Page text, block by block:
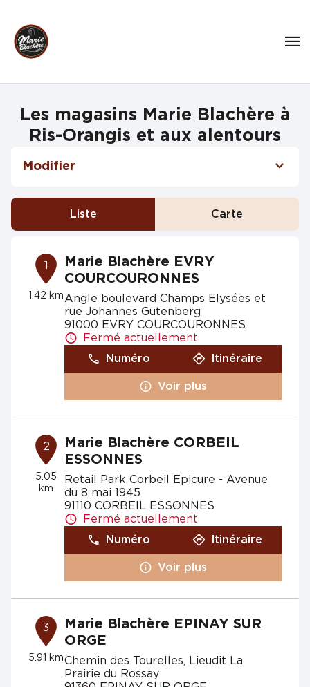
Les magasins Marie Blachère à
Ris-Orangis et aux alentours
Modifier
Liste Carte
1
1.42 km
Marie Blachère EVRY
COURCOURONNES
Angle boulevard Champs Elysées et
rue Johannes Gutenberg
91000 EVRY COURCOURONNES
Fermé actuellement
Numéro
Itinéraire
Voir plus
2
5.05
km
Marie Blachère CORBEIL
ESSONNES
Retail Park Corbeil Epicure - Avenue
du 8 mai 1945
91110 CORBEIL ESSONNES
Fermé actuellement
Numéro
Itinéraire
Voir plus
3
5.91 km
Marie Blachère EPINAY SUR
ORGE
Chemin des Tourelles, Lieudit La
Prairie du Rossay